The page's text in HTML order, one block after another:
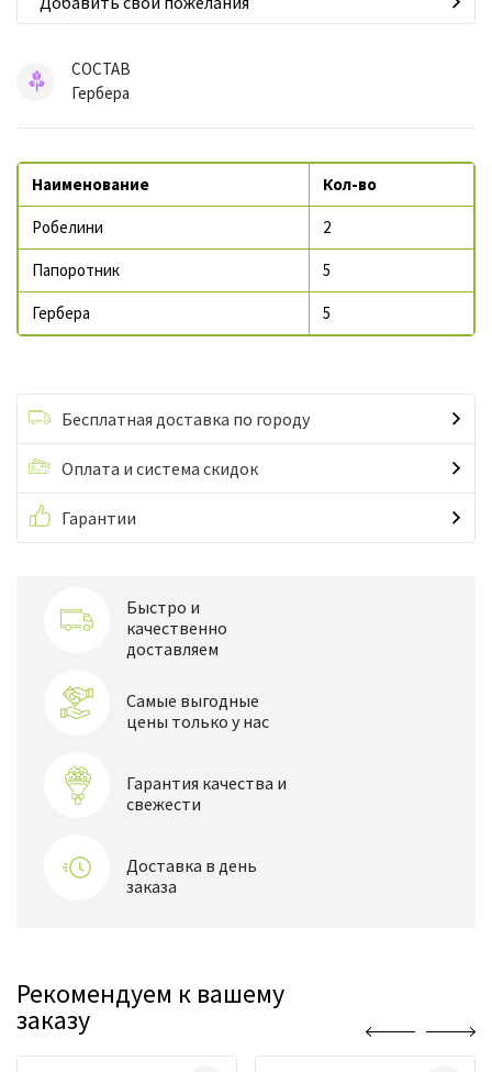
СОСТАВ
Гербера
Наименование Кол-во
Робелини 2
Папоротник 5
Гербера 5
Бесплатная доставка по городу
Оплата и система скидок
Гарантии
Быстро и
качественно
доставляем
Самые выгодные
цены только у нас
Гарантия качества и
свежести
Доставка в день
заказа
Рекомендуем к вашему
заказу